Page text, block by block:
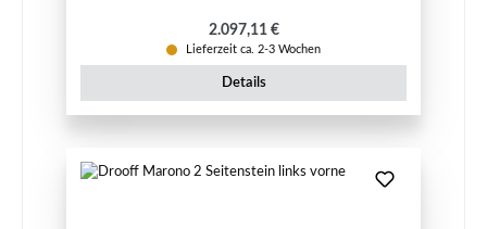
Regulärer Preis:
2.097,11 €
Lieferzeit ca. 2-3 Wochen
Details